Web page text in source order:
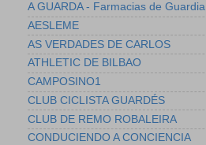
A GUARDA - Farmacias de Guardia
AESLEME
AS VERDADES DE CARLOS
ATHLETIC DE BILBAO
CAMPOSINO1
CLUB CICLISTA GUARDÉS
CLUB DE REMO ROBALEIRA
CONDUCIENDO A CONCIENCIA